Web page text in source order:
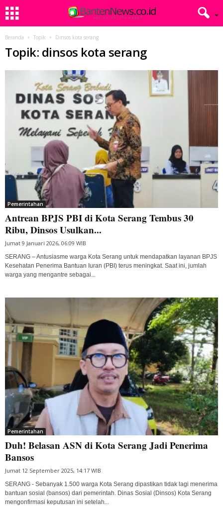
Beranda Topik Dinsos kota serang
Topik: dinsos kota serang
Pemerintahan
Antrean BPJS PBI di Kota Serang Tembus 30
Ribu, Dinsos Usulkan...
Jumat 9 Januari 2026, 06:09 WIB
SERANG – Antusiasme warga Kota Serang untuk mendapatkan layanan BPJS
Kesehatan Penerima Bantuan Iuran (PBI) terus meningkat. Saat ini, jumlah
warga yang mengantre sebagai...
Pemerintahan
Duh! Belasan ASN di Kota Serang Jadi Penerima
Bansos
Jumat 12 September 2025, 14:17 WIB
SERANG - Sebanyak 1.500 warga Kota Serang dipastikan tidak lagi menerima
bantuan sosial (bansos) dari pemerintah. Dinas Sosial (Dinsos) Kota Serang
mengonfirmasi keputusan ini setelah...